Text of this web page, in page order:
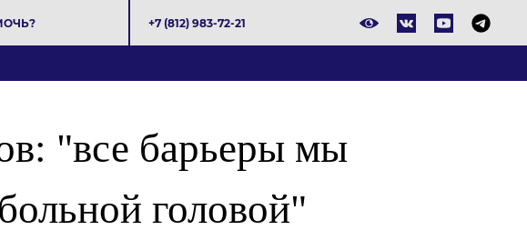
+7 (812) 983-72-21
"все барьеры мы
головой"